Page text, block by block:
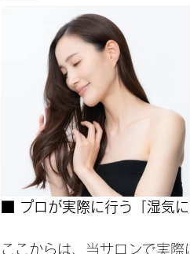
■ プロが実際に行う「湿気
ここからは、当サロンで実際